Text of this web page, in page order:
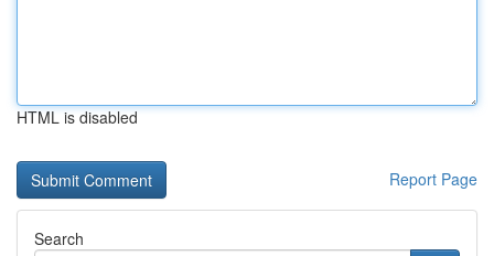
HTML is disabled
Report Page
Search